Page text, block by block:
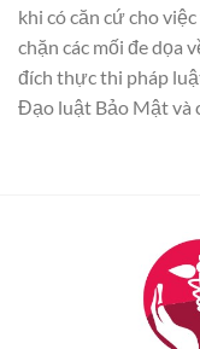
khi có căn cứ cho
chặn các mối đe dọa
đích thực thi pháp
Đạo luật Bảo Mật và